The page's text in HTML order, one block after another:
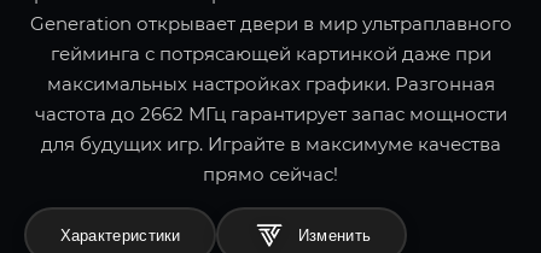
Generation открывает двери в мир ультраплавного
гейминга с потрясающей картинкой даже при
максимальных настройках графики. Разгонная
частота до 2662 МГц гарантирует запас мощности
для будущих игр. Играйте в максимуме качества
прямо сейчас!
Характеристики